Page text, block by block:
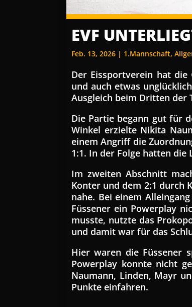
EVF
Feb. 13, 2026 | 1.Mannschaft,
Der Eissportverein hat
und auch etwas
Ausgleich beim Dritten der
Die Partie begann gut für
Winkel erzielte Nikita
einem Angriff die
1:1. In der Folge hatten die
Im zweiten Abschnitt
Konter und dem 2:1 durch
nahe. Bei einem
Füssener ein Powerplay
musste, nutzte das
und damit war für das
Hier waren die Füssener
Powerplay konnte nicht
Naumann, Linden, Mayr
Punkte einfahren.